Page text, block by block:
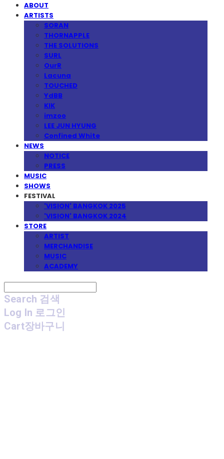
ABOUT
ARTISTS
SORAN
THORNAPPLE
THE SOLUTIONS
SURL
OurR
Lacuna
TOUCHED
YdBB
KIK
imzoo
LEE JUN HYUNG
Confined White
NEWS
NOTICE
PRESS
MUSIC
SHOWS
FESTIVAL
'VISION' BANGKOK 2025
'VISION' BANGKOK 2024
STORE
ARTIST
MERCHANDISE
MUSIC
ACADEMY
Search 검색
Log In 로그인
Cart장바구니